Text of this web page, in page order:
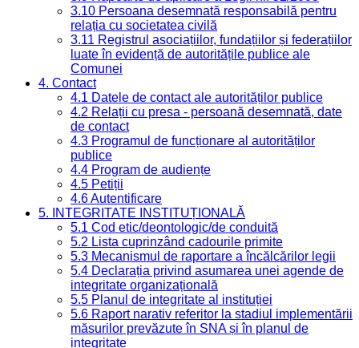
3.10 Persoana desemnată responsabilă pentru
relația cu societatea civilă
3.11 Registrul asociațiilor, fundațiilor și federațiilor
luate în evidență de autoritățile publice ale
Comunei
4. Contact
4.1 Datele de contact ale autorităților publice
4.2 Relații cu presa - persoană desemnată, date
de contact
4.3 Programul de funcționare al autorităților
publice
4.4 Program de audiențe
4.5 Petiții
4.6 Autentificare
5. INTEGRITATE INSTITUȚIONALĂ
5.1 Cod etic/deontologic/de conduită
5.2 Lista cuprinzând cadourile primite
5.3 Mecanismul de raportare a încălcărilor legii
5.4 Declarația privind asumarea unei agende de
integritate organizațională
5.5 Planul de integritate al instituției
5.6 Raport narativ referitor la stadiul implementării
măsurilor prevăzute în SNA și în planul de
integritate